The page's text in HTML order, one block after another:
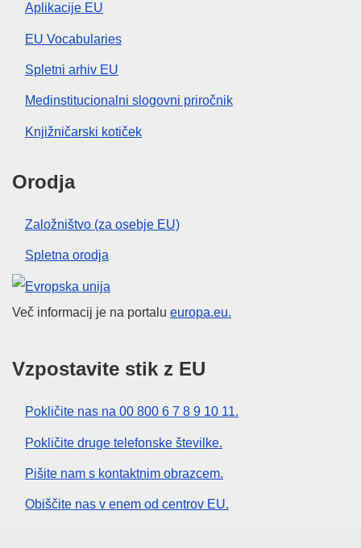
Aplikacije EU
EU Vocabularies
Spletni arhiv EU
Medinstitucionalni slogovni priročnik
Knjižničarski kotiček
Orodja
Založništvo (za osebje EU)
Spletna orodja
Evropska unija
Več informacij je na portalu europa.eu.
Vzpostavite stik z EU
Pokličite nas na 00 800 6 7 8 9 10 11.
Pokličite druge telefonske številke.
Pišite nam s kontaktnim obrazcem.
Obiščite nas v enem od centrov EU.